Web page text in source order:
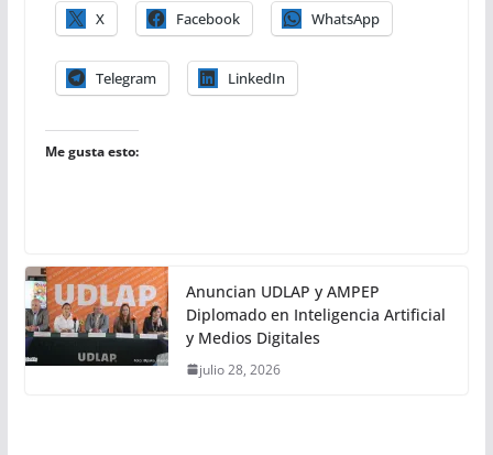
X Facebook WhatsApp
Telegram LinkedIn
Me gusta esto:
Anuncian UDLAP y AMPEP
Diplomado en Inteligencia Artificial
y Medios Digitales
julio 28, 2026